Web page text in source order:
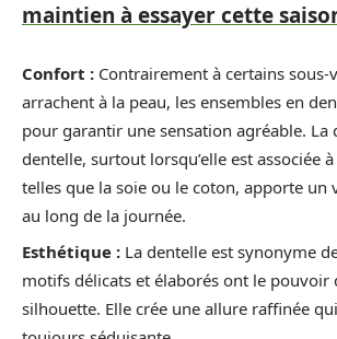
maintien à essayer cette
Confort : Contrairement à certains sous-
arrachent à la peau, les ensembles en
pour garantir une sensation agréable. La
dentelle, surtout lorsqu’elle est associée
telles que la soie ou le coton, apporte
au long de la journée.
Esthétique : La dentelle est synonyme
motifs délicats et élaborés ont le pouvoir
silhouette. Elle crée une allure raffinée